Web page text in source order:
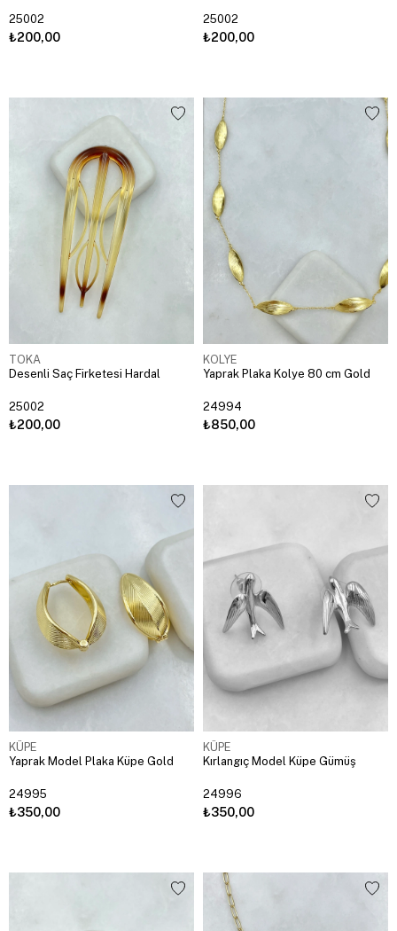
25002
₺200,00
25002
₺200,00
TOKA
Desenli Saç Firketesi Hardal
25002
₺200,00
KOLYE
Yaprak Plaka Kolye 80 cm Gold
24994
₺850,00
KÜPE
Yaprak Model Plaka Küpe Gold
24995
₺350,00
KÜPE
Kırlangıç Model Küpe Gümüş
24996
₺350,00